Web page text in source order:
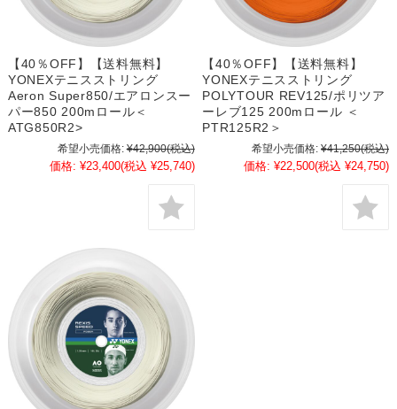
【40％OFF】【送料無料】
YONEXテニスストリング
Aeron Super850/エアロンスー
パー850 200mロール＜
ATG850R2>
希望小売価格: ¥42,900(税込)
価格: ¥23,400(税込 ¥25,740)
【40％OFF】【送料無料】
YONEXテニスストリング
POLYTOUR REV125/ポリツア
ーレブ125 200mロール ＜
PTR125R2＞
希望小売価格: ¥41,250(税込)
価格: ¥22,500(税込 ¥24,750)